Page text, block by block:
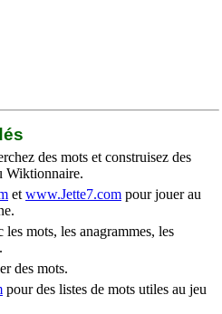
des mots et construisez des
Wiktionnaire.
et www.Jette7.com pour jouer au
les mots, les anagrammes, les
des mots.
pour des listes de mots utiles au jeu